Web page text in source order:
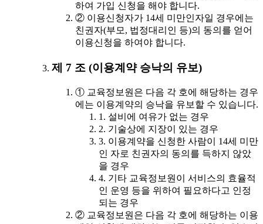
하여 가입 신청을 해야 합니다.
② 이용신청자가 14세 미만인자일 경우에는
친권자(부모, 법정대리인 등)의 동의를 얻어
이용신청을 하여야 합니다.
제 7 조 (이용계약 승낙의 유보)
① 교육정보원은 다음 각 호에 해당하는 경우
에는 이용계약의 승낙을 유보할 수 있습니다.
1. 설비에 여유가 없는 경우
2. 기술상에 지장이 있는 경우
3. 이용계약을 신청한 사람이 14세 미만
인 자로 친권자의 동의를 득하지 않았
을 경우
4. 기타 교육정보원이 서비스의 효율적
인 운영 등을 위하여 필요하다고 인정
되는 경우
② 교육정보원은 다음 각 호에 해당하는 이용